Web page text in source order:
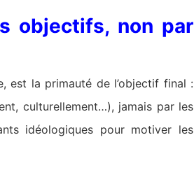
objectifs, non par
est la primauté de l’objectif final :
culturellement…), jamais par les
idéologiques pour motiver les